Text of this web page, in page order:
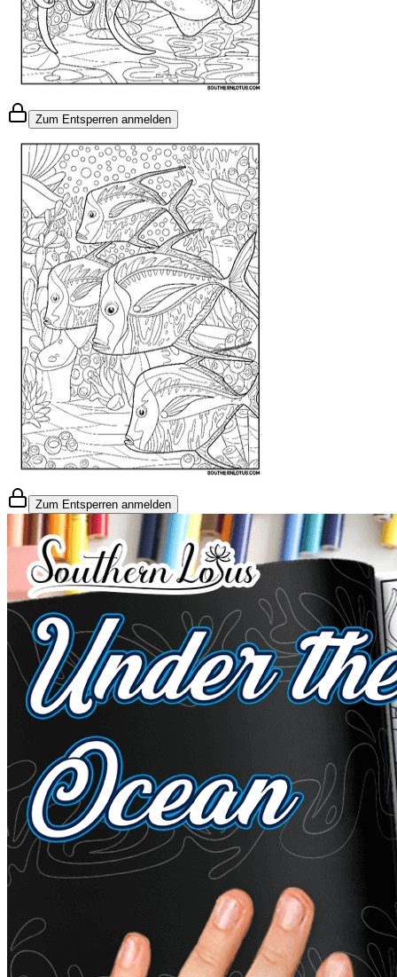
Zum Entsperren anmelden
Zum Entsperren anmelden